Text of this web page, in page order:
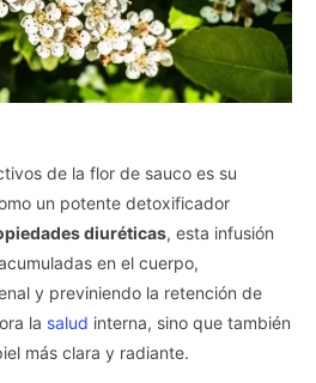
de la flor de sauco es su
un potente detoxificador
diuréticas, esta infusión
en el cuerpo,
y previniendo la retención de
la salud interna, sino que también
más clara y radiante.